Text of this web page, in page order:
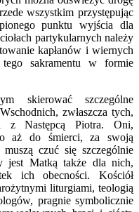
wszystkim przystępując
punktu wyjścia dla
partykularnych należy
kapłanów i wiernych
sakramentu w formie
skierować szczególne
zwłaszcza tych,
Następcą Piotra. Oni,
aż do śmierci, za swoją
czuć się szczególnie
Matką także dla nich,
ich obecności. Kościół
liturgiami, teologią
pragnie symbolicznie